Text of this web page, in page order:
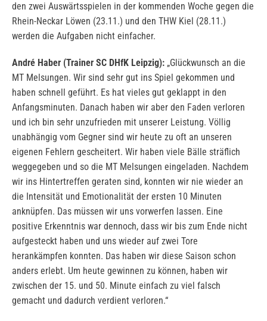
den zwei Auswärtsspielen in der kommenden Woche gegen die
Rhein-Neckar Löwen (23.11.) und den THW Kiel (28.11.)
werden die Aufgaben nicht einfacher.
André Haber (Trainer SC DHfK Leipzig): „Glückwunsch an die
MT Melsungen. Wir sind sehr gut ins Spiel gekommen und
haben schnell geführt. Es hat vieles gut geklappt in den
Anfangsminuten. Danach haben wir aber den Faden verloren
und ich bin sehr unzufrieden mit unserer Leistung. Völlig
unabhängig vom Gegner sind wir heute zu oft an unseren
eigenen Fehlern gescheitert. Wir haben viele Bälle sträflich
weggegeben und so die MT Melsungen eingeladen. Nachdem
wir ins Hintertreffen geraten sind, konnten wir nie wieder an
die Intensität und Emotionalität der ersten 10 Minuten
anknüpfen. Das müssen wir uns vorwerfen lassen. Eine
positive Erkenntnis war dennoch, dass wir bis zum Ende nicht
aufgesteckt haben und uns wieder auf zwei Tore
herankämpfen konnten. Das haben wir diese Saison schon
anders erlebt. Um heute gewinnen zu können, haben wir
zwischen der 15. und 50. Minute einfach zu viel falsch
gemacht und dadurch verdient verloren.“